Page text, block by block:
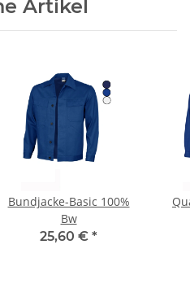
Artikel
Bundjacke-Basic 100%
Bw
25,60 € *